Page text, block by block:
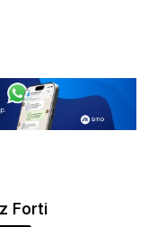
Forti